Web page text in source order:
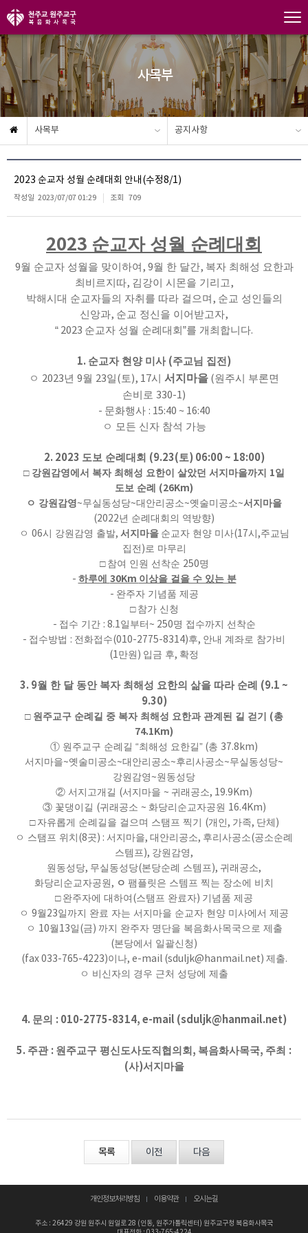
사목부
사목부 공지사항
2023 순교자 성월 순례대회 안내(수정8/1)
작성일 2023/07/07 01:29 조회 709
2023 순교자 성월 순례대회
9월 순교자 성월을 맞이하여 , 9월 한 달간, 복자 최해성 요한과
최비르지따, 김강이 시몬을 기리고,
박해시대 순교자들의 자취를 따라 걸으며 , 순교 성인들의
신앙과, 순교 정신을 이어받고자,
“ 2023 순교자 성월 순례대회 ”를 개최합니다.
1. 순교자 현양 미사 (주교님 집전 )
ㅇ 2023년 9월 23일(토), 17시 서지마을 (원주시 부론면
손비로 330-1)
- 문화행사 : 15:40 ~ 16:40
ㅇ 모든 신자 참석 가능
2. 2023 도보 순례대회 (9.23(토) 06:00 ~ 18:00)
□ 강원감영에서 복자 최해성 요한이 살았던 서지마을까지 1일
도보 순례 (26Km)
ㅇ 강원감영~무실동성당~대안리공소~옛술미공소~서지마을
(2022년 순례대회의 역방향)
ㅇ 06시 강원감영 출발, 서지마을 순교자 현양 미사(17시 ,주교님
집전 )로 마무리
□ 참여 인원 선착순 250명
- 하루에 30Km 이상을 걸을 수 있는 분
- 완주자 기념품 제공
□ 참가 신청
- 접수 기간 : 8.1일부터 ~ 250명 접수까지 선착순
- 접수방법 : 전화접수(010-2775-8314)후, 안내 계좌로 참가비
(1만원 ) 입금 후, 확정
3. 9월 한 달 동안 복자 최해성 요한의 삶을 따라 순례 (9.1 ~
9.30)
□ 원주교구 순례길 중 복자 최해성 요한과 관계된 길 걷기 (총
74.1Km)
① 원주교구 순례길 “최해성 요한길” (총 37.8km)
서지마을~옛술미공소~대안리공소~후리사공소~무실동성당~
강원감영 ~원동성당
② 서지고개길 (서지마을 ~ 귀래공소, 19.9Km)
③ 꽃댕이길 (귀래공소 ~ 화당리순교자공원 16.4Km)
□ 자유롭게 순례길을 걸으며 스탬프 찍기 (개인, 가족, 단체 )
ㅇ 스탬프 위치 (8곳) : 서지마을, 대안리공소, 후리사공소(공소순례
스템프), 강원감영,
원동성당, 무실동성당(본당순례 스템프), 귀래공소,
화당리순교자공원, ㅇ 팸플릿은 스템프 찍는 장소에 비치
□ 완주자에 대하여 (스탬프 완료자) 기념품 제공
ㅇ 9월 23일까지 완료 자는 서지마을 순교자 현양 미사에서 제공
ㅇ 10월 13일 (금) 까지 완주자 명단을 복음화사목국으로 제출
(본당에서 일괄신청 )
(fax 033-765-4223)이나, e-mail (sduljk@hanmail.net) 제출.
ㅇ 비신자의 경우 근처 성당에 제출
4. 문의 : 010-2775-8314, e-mail (sduljk@hanmail.net)
5. 주관 : 원주교구 평신도사도직협의회 , 복음화사목국, 주최 :
(사)서지마을
목록 이전 다음
개인정보처리방침 이용약관 오시는길
주소 : 26429 강원 원주시 원일로 28 (인동, 원주가톨릭센터) 원주교구청 복음화사목국